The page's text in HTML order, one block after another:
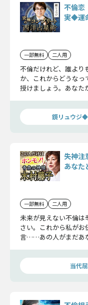
不倫恋
実◆運
一部無料 二人用
不倫だけれど、誰より
か、これからどうな
授けましょう。あなた
鏡リュウジ
失神
あなた
一部無料 二人用
未来が見えない不倫は
さい。これから私が
言……あの人がまだあ
当代